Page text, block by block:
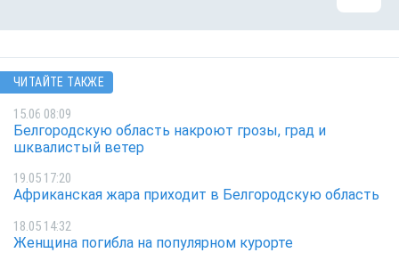
ЧИТАЙТЕ ТАКЖЕ
15.06 08:09
Белгородскую область накроют грозы, град и
шквалистый ветер
19.05 17:20
Африканская жара приходит в Белгородскую область
18.05 14:32
Женщина погибла на популярном курорте